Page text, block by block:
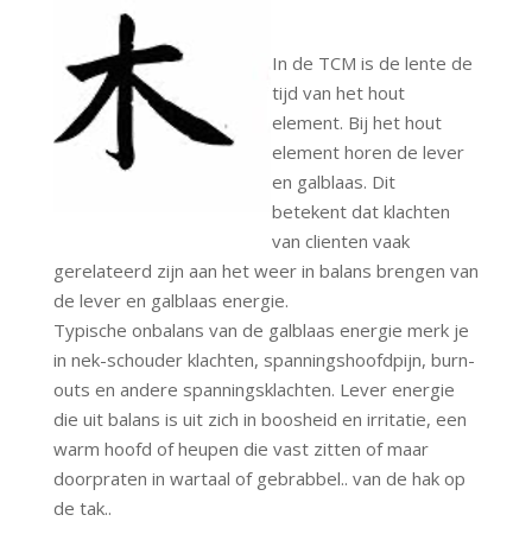
In de TCM is de lente de
tijd van het hout
element. Bij het hout
element horen de lever
en galblaas. Dit
betekent dat klachten
van clienten vaak
gerelateerd zijn aan het weer in balans brengen van
de lever en galblaas energie.
Typische onbalans van de galblaas energie merk je
in nek-schouder klachten, spanningshoofdpijn, burn-
outs en andere spanningsklachten. Lever energie
die uit balans is uit zich in boosheid en irritatie, een
warm hoofd of heupen die vast zitten of maar
doorpraten in wartaal of gebrabbel.. van de hak op
de tak..